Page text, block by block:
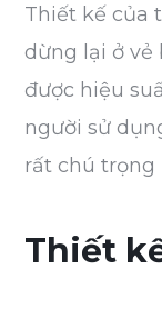
Thiết kế của
dừng lại ở vẻ
được hiệu
người sử
rất chú trọng
Thiết